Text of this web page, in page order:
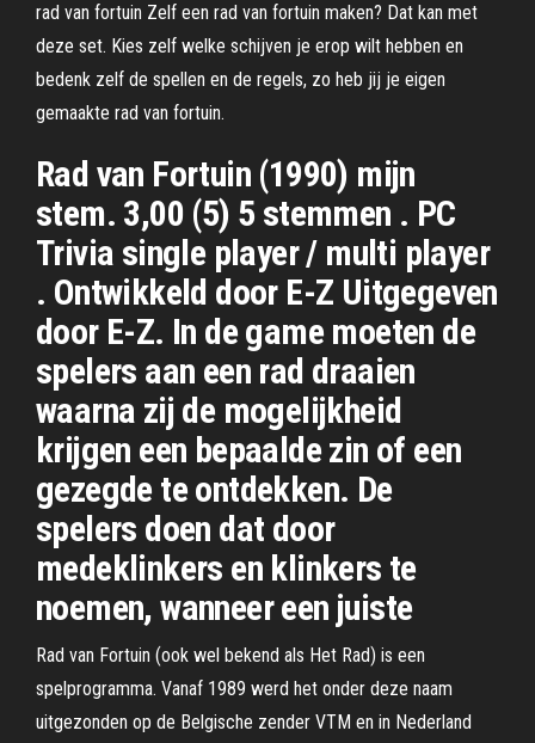
rad van fortuin Zelf een rad van fortuin maken? Dat kan met
deze set. Kies zelf welke schijven je erop wilt hebben en
bedenk zelf de spellen en de regels, zo heb jij je eigen
gemaakte rad van fortuin.
Rad van Fortuin (1990) mijn
stem. 3,00 (5) 5 stemmen . PC
Trivia single player / multi player
. Ontwikkeld door E-Z Uitgegeven
door E-Z. In de game moeten de
spelers aan een rad draaien
waarna zij de mogelijkheid
krijgen een bepaalde zin of een
gezegde te ontdekken. De
spelers doen dat door
medeklinkers en klinkers te
noemen, wanneer een juiste
Rad van Fortuin (ook wel bekend als Het Rad) is een
spelprogramma. Vanaf 1989 werd het onder deze naam
uitgezonden op de Belgische zender VTM en in Nederland